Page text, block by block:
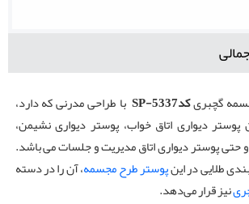
گچبریکدSP-5337 با طراحی مدرنی که دارد،
پوستر دیواری اتاق خواب، پوستر دیواری نشیمن،
و حتی پوستر دیواری اتاق مدیریت و جلسات می باشد.
طلایی در اینپوستر طرح مجسمه، آن را در دسته
نیز قرار می‌دهد.